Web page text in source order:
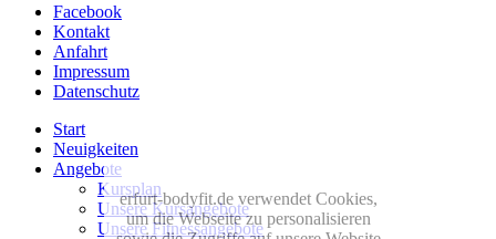
Facebook
Kontakt
Anfahrt
Impressum
Datenschutz
Start
Neuigkeiten
Angebote
Kursplan
Unsere Kursangebote
Unsere Fitnessangebote
erfurt-bodyfit.de verwendet Cookies,
um die Webseite zu personalisieren